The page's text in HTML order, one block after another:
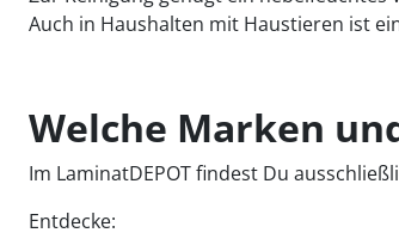
Auch in Haushalten mit Haustieren ist
Welche Marken
Im LaminatDEPOT findest Du
Entdecke: